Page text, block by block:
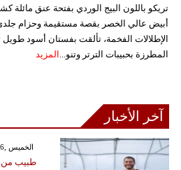
تريكو باللون البيج الوردي بفتحة عنق
أبيض عالي الخصر بقصة مستقيمة وحزام جلدي
الإطلالات الفخمة، تألقت بفستان أسود طويل
المطرزة بحبيبات الترتر وتنو... المزيد
آخر الأخبار
GMT 02:01 2026 الخميس ,06 آب / أغسطس
طبيب من